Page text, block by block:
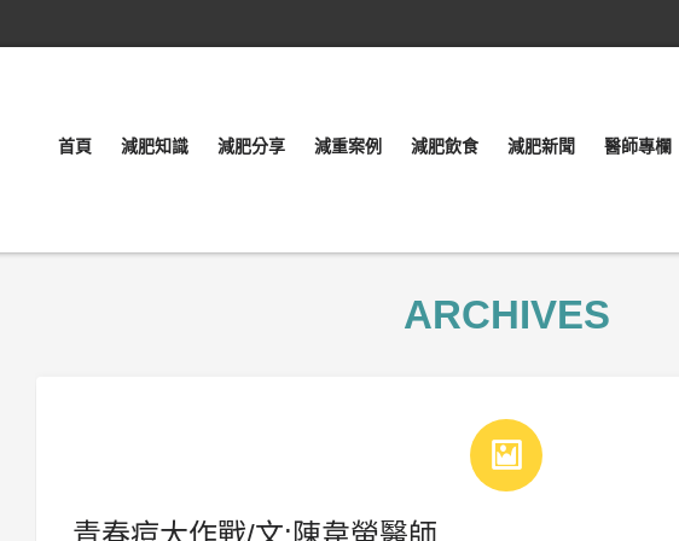
首頁 減肥知識 減肥分享 減重案例 減肥飲食 減肥新聞 醫師專欄
ARCHIVES
青春痘大作戰/文:陳韋螢醫師